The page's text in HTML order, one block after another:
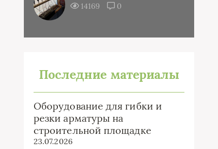
14169
0
Последние материалы
Оборудование для гибки и
резки арматуры на
строительной площадке
23.07.2026